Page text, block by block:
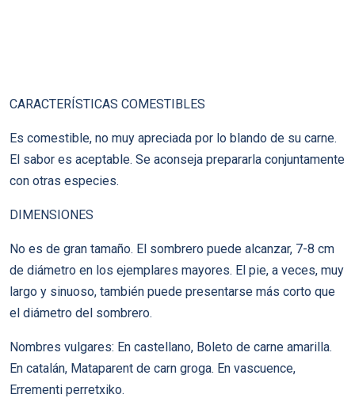
CARACTERÍSTICAS COMESTIBLES
Es comestible, no muy apreciada por lo blando de su carne.
El sabor es aceptable. Se aconseja prepararla conjuntamente
con otras especies.
DIMENSIONES
No es de gran tamaño. El sombrero puede alcanzar, 7-8 cm
de diámetro en los ejemplares mayores. El pie, a veces, muy
largo y sinuoso, también puede presentarse más corto que
el diámetro del sombrero.
Nombres vulgares: En castellano, Boleto de carne amarilla.
En catalán, Mataparent de carn groga. En vascuence,
Errementi perretxiko.